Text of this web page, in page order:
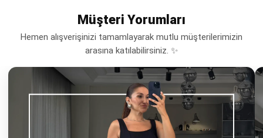
Müşteri Yorumları
Hemen alışverişinizi tamamlayarak mutlu müşterilerimizin
arasına katılabilirsiniz. ✨